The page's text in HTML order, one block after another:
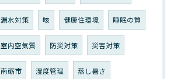
漏水対策 咳 健康住環境 睡眠の質
室内空気質 防災対策 災害対策
南砺市 湿度管理 蒸し暑さ